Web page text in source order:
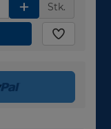
Stk.